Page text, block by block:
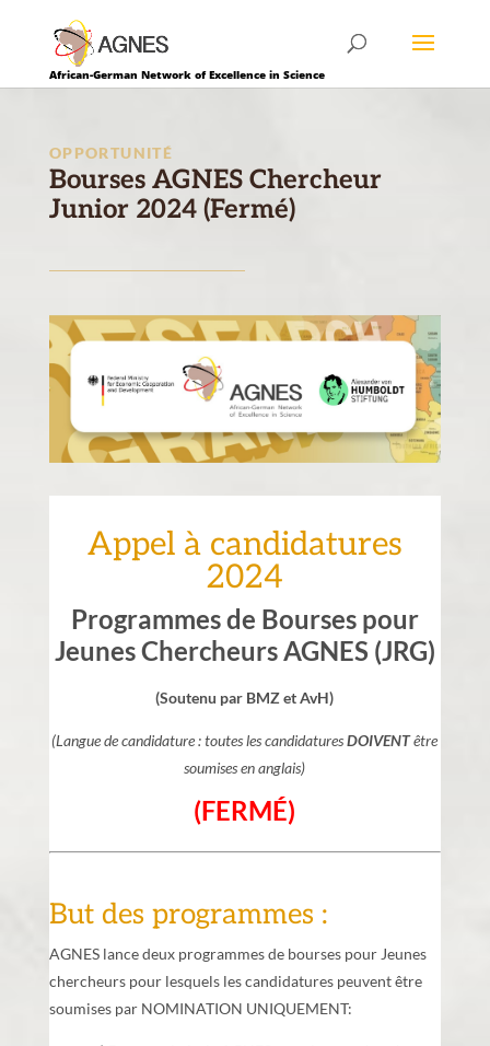
African-German Network of Excellence in Science
OPPORTUNITÉ
Bourses AGNES Chercheur
Junior 2024 (Fermé)
Appel à candidatures
2024
Programmes de Bourses pour
Jeunes Chercheurs AGNES (JRG)
(Soutenu par BMZ et AvH)
(Langue de candidature : toutes les candidaturesDOIVENTêtre
soumises en anglais)
(FERMÉ)
But des programmes :
AGNES lance deux programmes de bourses pour Jeunes
chercheurs pour lesquels les candidatures peuvent être
soumises par NOMINATION UNIQUEMENT: